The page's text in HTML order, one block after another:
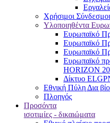
Χρήσιμοι Σύνδεσμοι
Υλοποιηθέντα
Ευρωπαϊκό
Ευρωπαϊκό
Ευρωπαϊκό
Ευρωπαϊκό
HORIZON
Δίκτυο
Εθνική Πύλη Δια
Πλοηγός
Προσόντα
ισοτιμίες - δικαιώματα